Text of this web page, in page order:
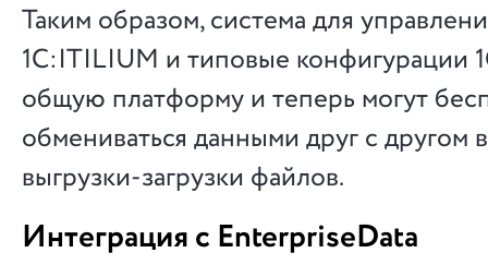
Таким образом, система для
1С:ITILIUM и типовые конфигурации
общую платформу и теперь могут
обмениваться данными друг с другом
выгрузки-загрузки файлов.
Интеграция с EnterpriseData